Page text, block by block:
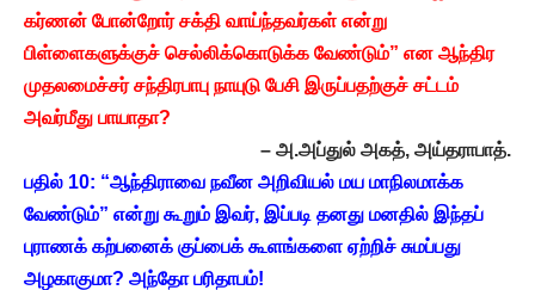
கர்ணன் போன்றோர் சக்தி வாய்ந்தவர்கள் என்று
பிள்ளைகளுக்குச் செல்லிக்கொடுக்க வேண்டும்” என ஆந்திர
முதலமைச்சர் சந்திரபாபு நாயுடு பேசி இருப்பதற்குச் சட்டம்
அவர்மீது பாயாதா?
– அ.அப்துல் அகத், அய்தராபாத்.
பதில் 10: “ஆந்திராவை நவீன அறிவியல் மய மாநிலமாக்க
வேண்டும்” என்று கூறும் இவர், இப்படி தனது மனதில் இந்தப்
புராணக் கற்பனைக் குப்பைக் கூளங்களை ஏற்றிச் சுமப்பது
அழகாகுமா? அந்தோ பரிதாபம்!